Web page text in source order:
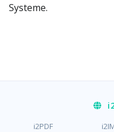
Systeme.
i2PDF